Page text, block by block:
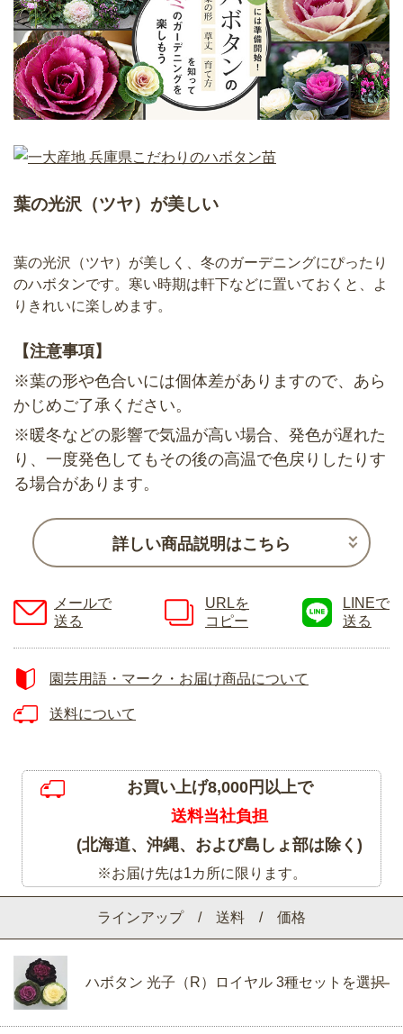
葉の光沢（ツヤ）が美しい
ラインアップ / 送料 / 価格
ハボタン 光子（R）ロイヤル 3種セットを選択
葉の光沢（ツヤ）が美しく、冬のガーデニングにぴったり
のハボタンです。寒い時期は軒下などに置いておくと、よ
りきれいに楽しめます。
【注意事項】
※葉の形や色合いには個体差がありますので、あら
かじめご了承ください。
※暖冬などの影響で気温が高い場合、発色が遅れた
り、一度発色してもその後の高温で色戻りしたりす
る場合があります。
詳しい商品説明はこちら
メールで
送る
URLを
コピー
LINEで
送る
園芸用語・マーク・お届け商品について
送料について
お買い上げ8,000円以上で
送料当社負担
(北海道、沖縄、および島しょ部は除く)
※お届け先は1カ所に限ります。